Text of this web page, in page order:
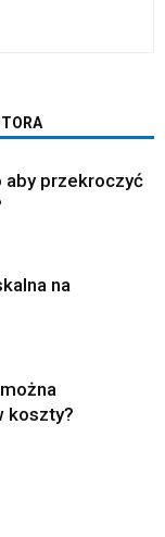
przekroczyć
na
koszty?